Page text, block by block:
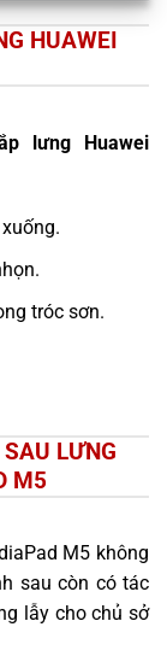
HUAWEI
lưng Huawei
tróc sơn.
LƯNG
M5
M5 không
sau còn có tác
lẫy cho chủ sở